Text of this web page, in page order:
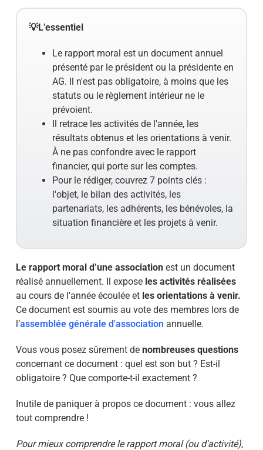
💡L’essentiel
Le rapport moral est un document annuel
présenté par le président ou la présidente en
AG. Il n'est pas obligatoire, à moins que les
statuts ou le règlement intérieur ne le
prévoient.
Il retrace les activités de l'année, les
résultats obtenus et les orientations à venir.
À ne pas confondre avec le rapport
financier, qui porte sur les comptes.
Pour le rédiger, couvrez 7 points clés :
l'objet, le bilan des activités, les
partenariats, les adhérents, les bénévoles, la
situation financière et les projets à venir.
Le rapport moral d’une association est un document
réalisé annuellement. Il expose les activités réalisées
au cours de l’année écoulée et les orientations à venir.
Ce document est soumis au vote des membres lors de
l’assemblée générale d'association annuelle.
Vous vous posez sûrement de nombreuses questions
concernant ce document : quel est son but ? Est-il
obligatoire ? Que comporte-t-il exactement ?
Inutile de paniquer à propos ce document : vous allez
tout comprendre !
Pour mieux comprendre le rapport moral (ou d'activité),